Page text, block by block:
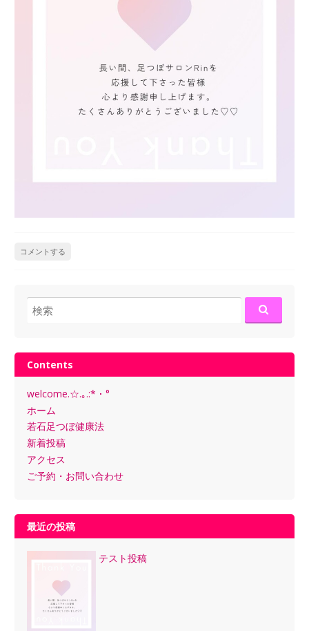
コメントする
検
索:
Contents
welcome.☆.｡.:*・°
ホーム
若石足つぼ健康法
新着投稿
アクセス
ご予約・お問い合わせ
最近の投稿
テスト投稿